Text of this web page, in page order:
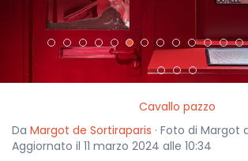
Cavallo pazzo
Da Margot de Sortiraparis · Foto di Margot
Aggiornato il 11 marzo 2024 alle 10:34